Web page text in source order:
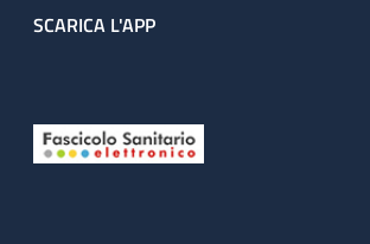
SCARICA L'APP